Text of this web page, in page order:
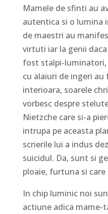
Mamele de sfinti au
autentica si o lumina
de maestri au
virtuti iar la genii
fost stalpi-
cu alaiuri de ingeri
interioara, soarele
vorbesc despre
Nietzche care si-a
intrupa pe aceasta
scrierile lui a indus
suicidul. Da, sunt si
ploaie, furtuna si
In chip luminic noi
actiune adica